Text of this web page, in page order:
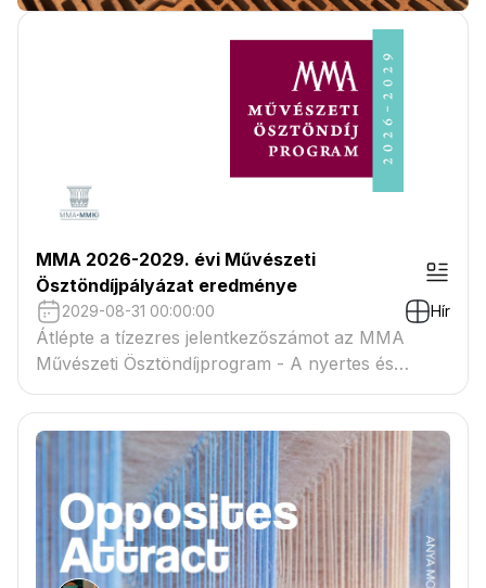
MMA 2026-2029. évi Művészeti
Ösztöndíjpályázat eredménye
2029-08-31 00:00:00 Hír
Átlépte a tízezres jelentkezőszámot az MMA
Művészeti Ösztöndíjprogram - A nyertes és
tartaléklistás pályázók névsora megtekinthető a
csatolmányban